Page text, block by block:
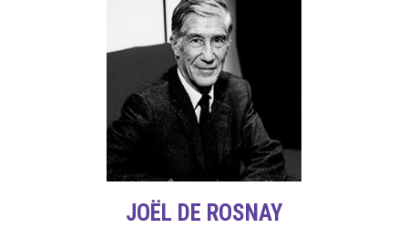
JOËL DE ROSNAY